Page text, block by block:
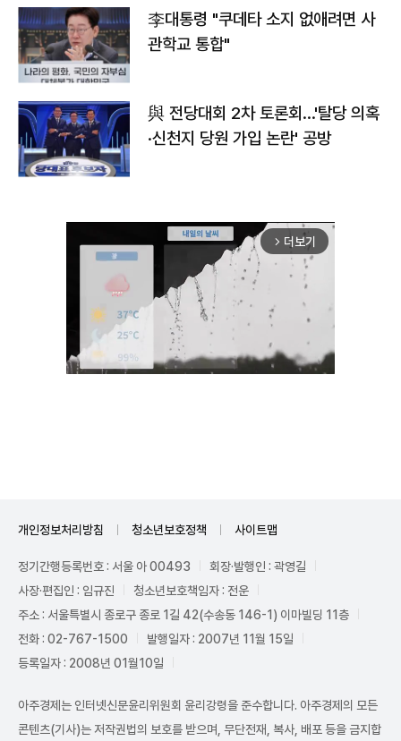
李대통령 "쿠데타 소지 없애려면 사
관학교 통합"
與 전당대회 2차 토론회…'탈당 의혹
·신천지 당원 가입 논란' 공방
arrow_forward_ios 더보기
개인정보처리방침 청소년보호정책 사이트맵
정기간행등록번호 : 서울 아 00493
회장·발행인 : 곽영길
사장·편집인 : 임규진
청소년보호책임자 : 전운
주소 : 서울특별시 종로구 종로 1길 42(수송동 146-1) 이마빌딩 11층
전화 : 02-767-1500
발행일자 : 2007년 11월 15일
등록일자 : 2008년 01월10일
아주경제는 인터넷신문윤리위원회 윤리강령을 준수합니다. 아주경제의 모든
콘텐츠(기사)는 저작권법의 보호를 받으며, 무단전재, 복사, 배포 등을 금지합